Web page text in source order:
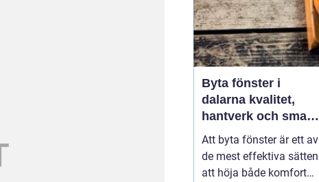
Byta fönster i
dalarna kvalitet,
hantverk och smarta
val
Att byta fönster är ett av
de mest effektiva sätten
att höja både komfort